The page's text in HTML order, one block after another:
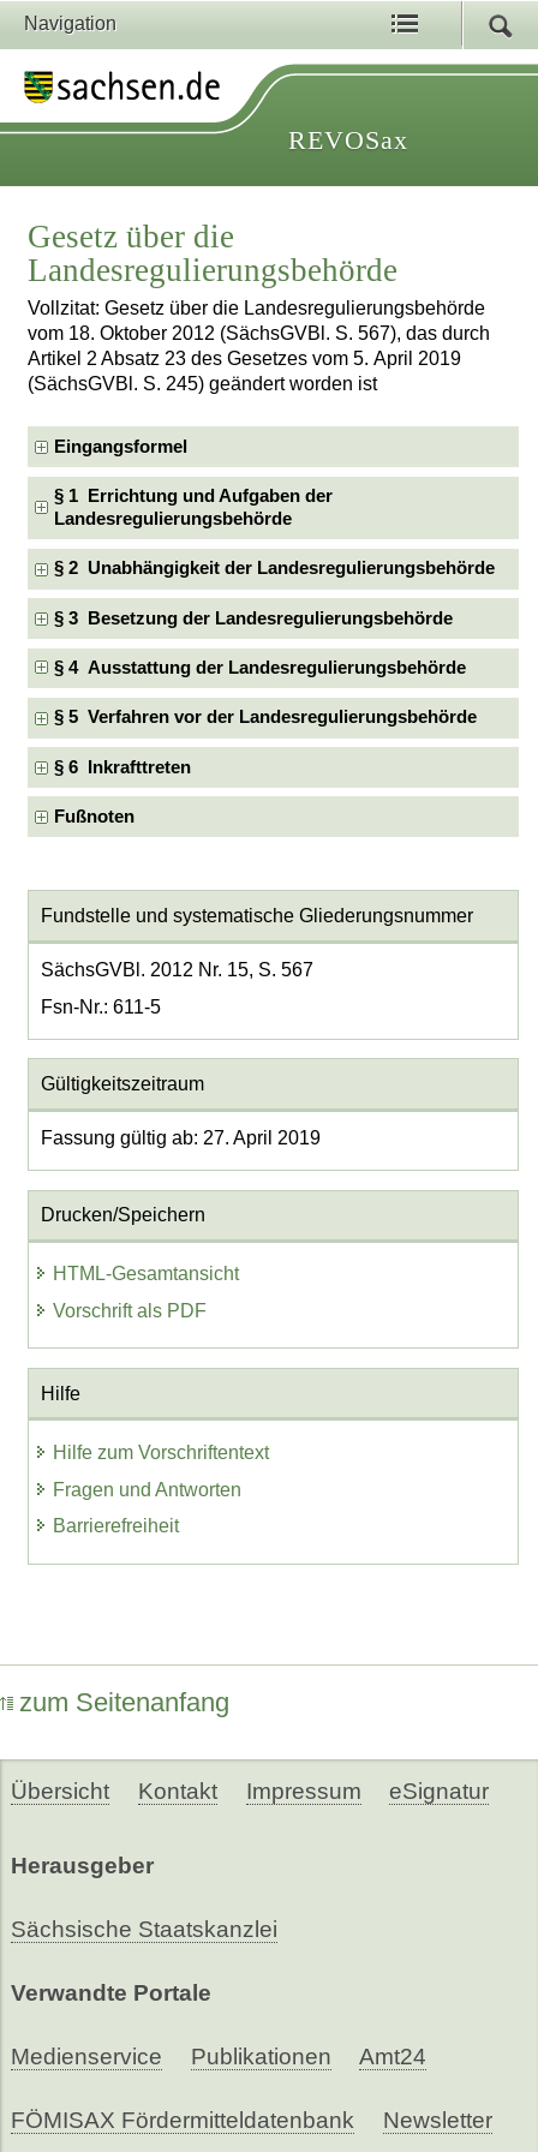
Navigation
REVOSax
Gesetz über die
Landesregulierungsbehörde
Vollzitat: Gesetz über die Landesregulierungsbehörde
vom 18. Oktober 2012 (SächsGVBl. S. 567), das durch
Artikel 2 Absatz 23 des Gesetzes vom 5. April 2019
(SächsGVBl. S. 245) geändert worden ist
Eingangsformel
§ 1 Errichtung und Aufgaben der
Landesregulierungsbehörde
§ 2 Unabhängigkeit der Landesregulierungsbehörde
§ 3 Besetzung der Landesregulierungsbehörde
§ 4 Ausstattung der Landesregulierungsbehörde
§ 5 Verfahren vor der Landesregulierungsbehörde
§ 6 Inkrafttreten
Fußnoten
Fundstelle und systematische Gliederungsnummer
SächsGVBl. 2012 Nr. 15, S. 567
Fsn-Nr.: 611-5
Gültigkeitszeitraum
Fassung gültig ab: 27. April 2019
Drucken/Speichern
HTML-Gesamtansicht
Vorschrift als PDF
Hilfe
Hilfe zum Vorschriftentext
Fragen und Antworten
Barrierefreiheit
zum Seitenanfang
Übersicht Kontakt Impressum eSignatur
Herausgeber
Sächsische Staatskanzlei
Verwandte Portale
Medienservice Publikationen Amt24
FÖMISAX Fördermitteldatenbank Newsletter